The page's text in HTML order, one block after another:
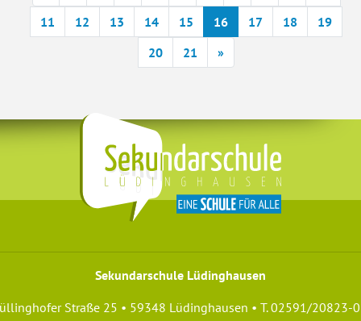
11
12 13 14 15 16 17 18
19
20
21 »nächste
Sekundarschule Lüdinghausen
Straße 25 • 59348 Lüdinghausen • T. 02591/20823-0